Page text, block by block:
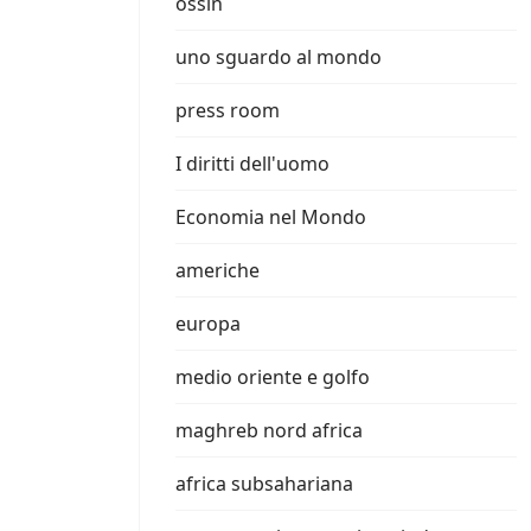
uno sguardo al mondo
press room
I diritti dell'uomo
Economia nel Mondo
americhe
europa
medio oriente e golfo
maghreb nord africa
africa subsahariana